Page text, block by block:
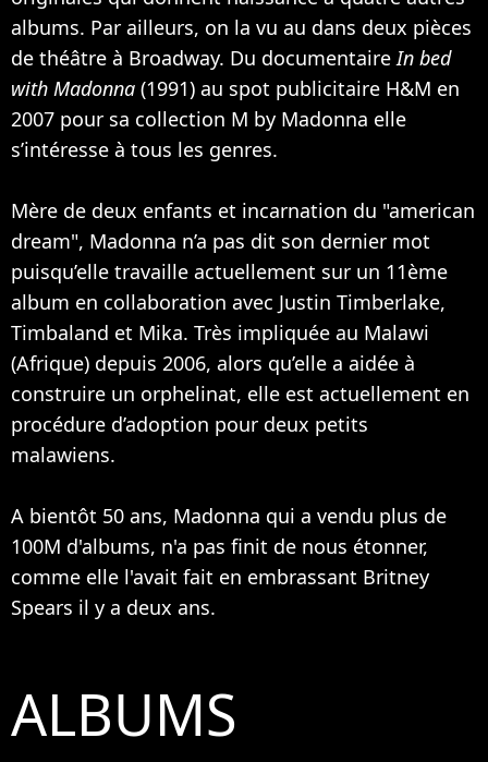
albums. Par ailleurs, on la vu au dans deux pièces
de théâtre à Broadway. Du documentaire In bed
with Madonna (1991) au spot publicitaire H&M en
2007 pour sa collection M by Madonna elle
s’intéresse à tous les genres.
Mère de deux enfants et incarnation du "american
dream", Madonna n’a pas dit son dernier mot
puisqu’elle travaille actuellement sur un 11ème
album en collaboration avec Justin Timberlake,
Timbaland et Mika. Très impliquée au Malawi
(Afrique) depuis 2006, alors qu’elle a aidée à
construire un orphelinat, elle est actuellement en
procédure d’adoption pour deux petits
malawiens.
A bientôt 50 ans, Madonna qui a vendu plus de
100M d'albums, n'a pas finit de nous étonner,
comme elle l'avait fait en embrassant Britney
Spears il y a deux ans.
ALBUMS